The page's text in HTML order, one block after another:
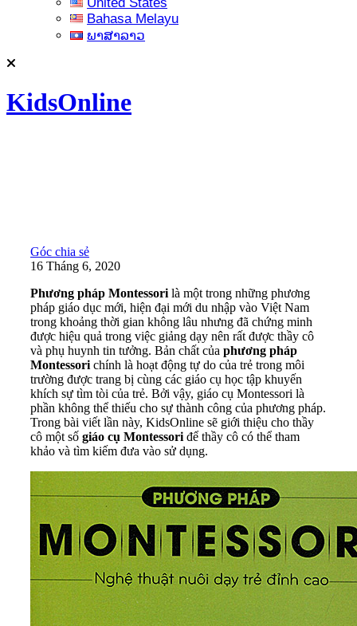
Bahasa Melayu
ພາສາລາວ
KidsOnline
Góc chia sẻ
16 Tháng 6, 2020
Phương pháp Montessori là một trong những phương
pháp giáo dục mới, hiện đại mới du nhập vào Việt Nam
trong khoảng thời gian không lâu nhưng đã chứng minh
được hiệu quả trong việc giảng dạy nên rất được thầy cô
và phụ huynh tin tưởng. Bản chất của phương pháp
Montessori chính là hoạt động tự do của trẻ trong môi
trường được trang bị cùng các giáo cụ học tập khuyến
khích sự tìm tòi của trẻ. Bởi vậy, giáo cụ Montessori là
phần không thể thiếu cho sự thành công của phương pháp.
Trong bài viết lần này, KidsOnline sẽ giới thiệu cho thầy
cô một số giáo cụ Montessori để thầy cô có thể tham
khảo và tìm kiếm đưa vào sử dụng.